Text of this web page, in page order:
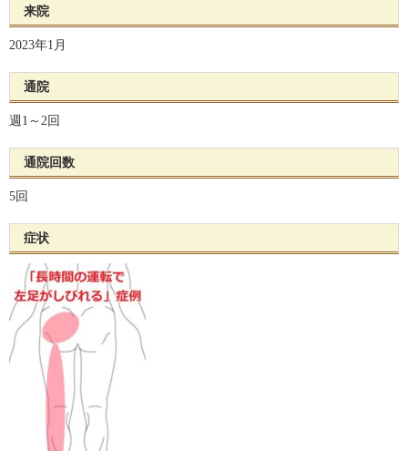
来院
2023年1月
通院
週1～2回
通院回数
5回
症状